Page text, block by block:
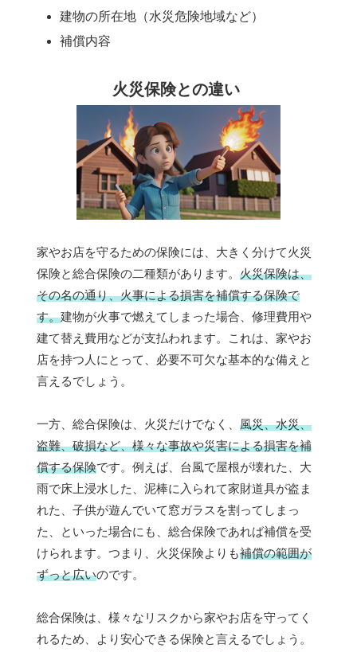
建物の所在地（水災危険地域など）
補償内容
火災保険との違い
家やお店を守るための保険には、大きく分けて火災
保険と総合保険の二種類があります。 火災保険は、
その名の通り、火事による損害を補償する保険で
す。建物が火事で燃えてしまった場合、修理費用や
建て替え費用などが支払われます。これは、家やお
店を持つ人にとって、必要不可欠な基本的な備えと
言えるでしょう。
一方、総合保険は、火災だけでなく、 風災、水災、
盗難、破損など、様々な事故や災害による損害を補
償する保険です。例えば、台風で屋根が壊れた、大
雨で床上浸水した、泥棒に入られて家財道具が盗ま
れた、子供が遊んでいて窓ガラスを割ってしまっ
た、といった場合にも、総合保険であれば補償を受
けられます。つまり、火災保険よりも補償の範囲が
ずっと広いのです。
総合保険は、様々なリスクから家やお店を守ってく
れるため、より安心できる保険と言えるでしょう。